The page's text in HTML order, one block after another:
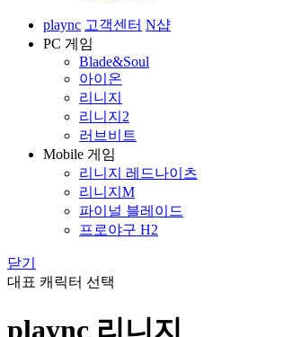
plaync 고객센터 N샵
PC 게임
Blade&Soul
아이온
리니지
리니지2
러브비트
Mobile 게임
리니지 레드나이츠
리니지M
파이널 블레이드
프로야구 H2
닫기
대표 캐릭터 선택
plaync 리니지